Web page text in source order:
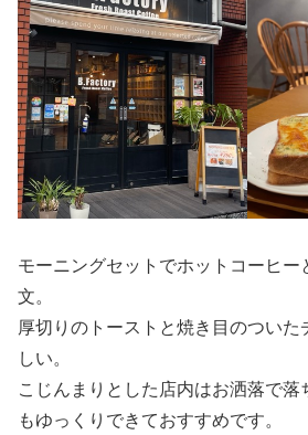
モーニングセットでホットコーヒー
文。
厚切りのトーストと焼き目のついた
しい。
こじんまりとした店内はお洒落で
もゆっくりできておすすめです。